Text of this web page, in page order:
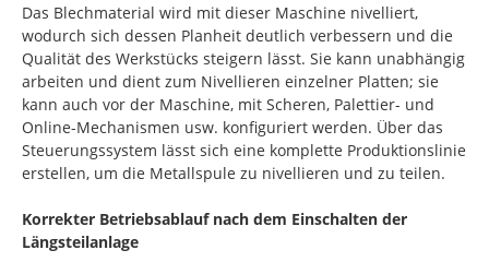
Das Blechmaterial wird mit dieser Maschine nivelliert,
wodurch sich dessen Planheit deutlich verbessern und die
Qualität des Werkstücks steigern lässt. Sie kann unabhängig
arbeiten und dient zum Nivellieren einzelner Platten; sie
kann auch vor der Maschine, mit Scheren, Palettier- und
Online-Mechanismen usw. konfiguriert werden. Über das
Steuerungssystem lässt sich eine komplette Produktionslinie
erstellen, um die Metallspule zu nivellieren und zu teilen.
Korrekter Betriebsablauf nach dem Einschalten der
Längsteilanlage